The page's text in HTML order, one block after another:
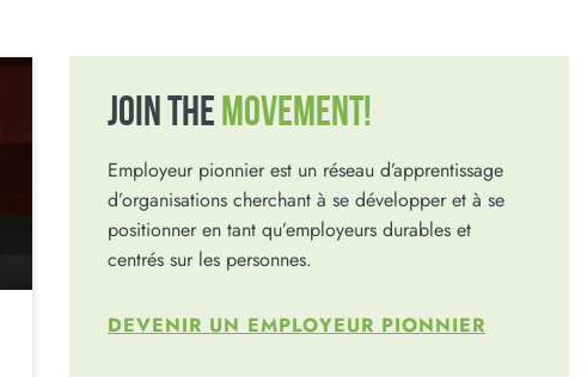
JOIN THE MOVEMENT!
Employeur pionnier est un réseau d’apprentissage
d’organisations cherchant à se développer et à se
positionner en tant qu’employeurs durables et
centrés sur les personnes.
DEVENIR UN EMPLOYEUR PIONNIER